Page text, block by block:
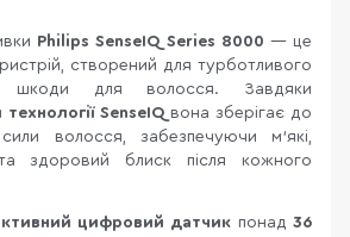
Philips SenseIQ Series 8000 — це
створений для турботливого
шкоди для волосся. Завдяки
SenseIQ вона зберігає до
волосся, забезпечуючи м’які,
здоровий блиск після кожного
цифровий датчик понад36